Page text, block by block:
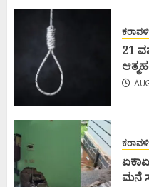
ಕರಾವಳಿ
21
ಕರಾವಳಿ
ಮನೆ